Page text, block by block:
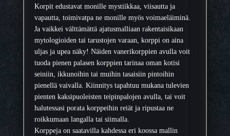
,
9
0
€
s
e
,
B
m
a
l
l
i
m
Korpit edustavat monille mystiikkaa, viisautta ja
vapautta, toimivatpa ne monille myös voimaeläiminä.
Ja vaikkei välttämättä ajatusmalliaan rakentaisikaan
mytologioiden tai tarustojen varaan, korppi on aina
uljas ja upea näky! Näiden vanerikorppien avulla voit
tuoda pienen palasen korppien tarinaa oman kotisi
seiniin, ikkunoihin tai muihin tasaisiin pintoihin
pienellä vaivalla. Kiinnitys tapahtuu mukana tulevien
pienten kaksipuoleisten teipinpalojen avulla, tai voit
halutessasi porata korppeihin reiät ja ripustaa ne
roikkumaan langalla tai siimalla.
Korppeja on saatavilla kahdessa eri koossa mallin